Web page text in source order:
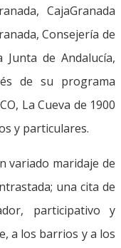
CajaGranada
Consejería de
de Andalucía,
de su programa
La Cueva de 1900
y particulares.
variado maridaje de
una cita de
participativo y
a los barrios y a los